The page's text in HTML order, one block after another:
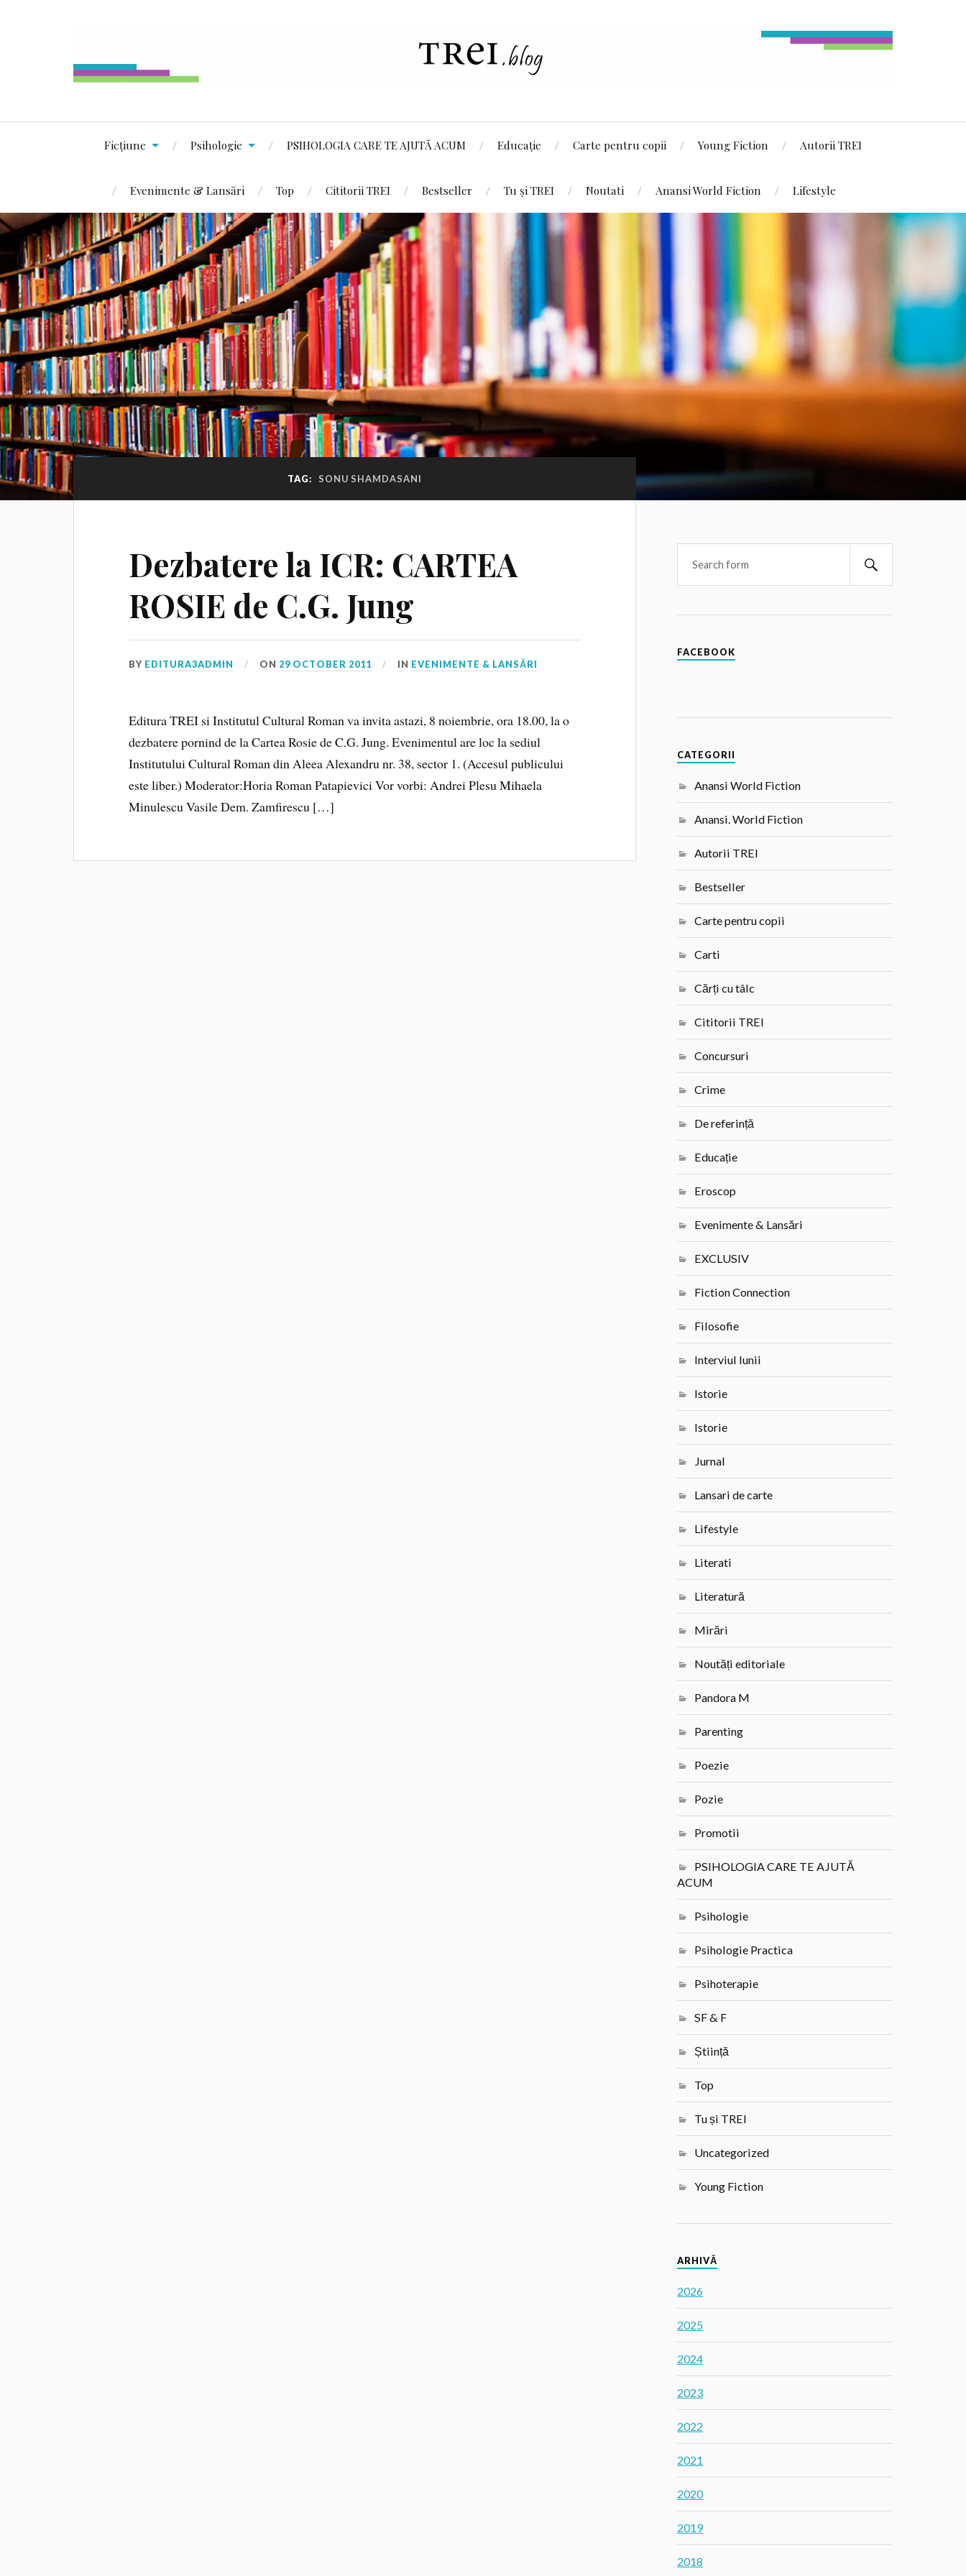
Ficțiune Psihologie PSIHOLOGIA CARE TE AJUTĂ ACUM Educație Carte pentru copii Young Fiction Autorii TREI
Evenimente & Lansări Top Cititorii TREI Bestseller Tu și TREI Noutati Anansi World Fiction Lifestyle
TAG: SONU SHAMDASANI
Dezbatere la ICR: CARTEA
ROSIE de C.G. Jung
BY EDITURA3ADMIN ON 29 OCTOBER 2011 IN EVENIMENTE & LANSĂRI
Editura TREI si Institutul Cultural Roman va invita astazi, 8 noiembrie, ora 18.00, la o
dezbatere pornind de la Cartea Rosie de C.G. Jung. Evenimentul are loc la sediul
Institutului Cultural Roman din Aleea Alexandru nr. 38, sector 1. (Accesul publicului
este liber.) Moderator:Horia Roman Patapievici Vor vorbi: Andrei Plesu Mihaela
Minulescu Vasile Dem. Zamfirescu […]
FACEBOOK
CATEGORII
Anansi World Fiction
Anansi. World Fiction
Autorii TREI
Bestseller
Carte pentru copii
Carti
Cărți cu tâlc
Cititorii TREI
Concursuri
Crime
De referință
Educație
Eroscop
Evenimente & Lansări
EXCLUSIV
Fiction Connection
Filosofie
Interviul lunii
Istorie
Istorie
Jurnal
Lansari de carte
Lifestyle
Literati
Literatură
Mirări
Noutăți editoriale
Pandora M
Parenting
Poezie
Pozie
Promotii
PSIHOLOGIA CARE TE AJUTĂ
ACUM
Psihologie
Psihologie Practica
Psihoterapie
SF & F
Știință
Top
Tu și TREI
Uncategorized
Young Fiction
ARHIVĂ
2026
2025
2024
2023
2022
2021
2020
2019
2018